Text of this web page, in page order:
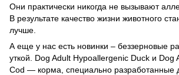
Они практически никогда не вызывают
В результате качество жизни животного
лучше.
А еще у нас есть новинки – беззерновые
уткой. Dog Adult Hypoallergenic Duck и Dog
Cod — корма, специально разработанные